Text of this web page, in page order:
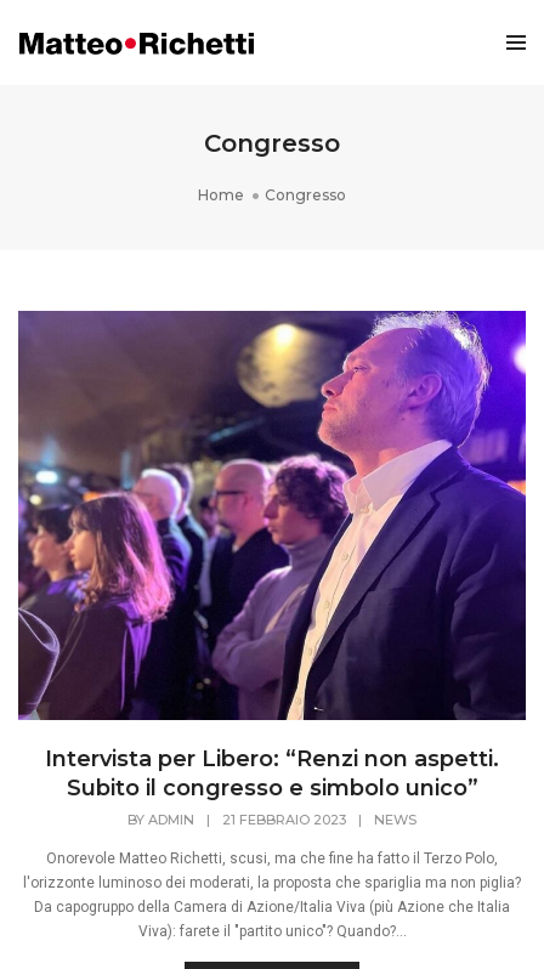
Congresso
Home Congresso
Intervista per Libero: “Renzi non aspetti.
Subito il congresso e simbolo unico”
BY ADMIN | 21 FEBBRAIO 2023 | NEWS
Onorevole Matteo Richetti, scusi, ma che fine ha fatto il Terzo Polo,
l'orizzonte luminoso dei moderati, la proposta che spariglia ma non piglia?
Da capogruppo della Camera di Azione/Italia Viva (più Azione che Italia
Viva): farete il "partito unico"? Quando?...